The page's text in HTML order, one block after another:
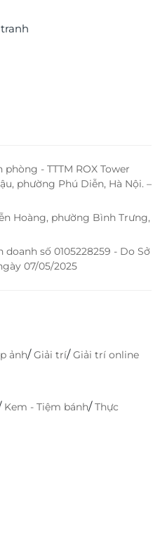
phòng - TTTM ROX Tower
phường Phú Diễn, Hà Nội. –
Hoàng, phường Bình Trưng,
số 0105228259 - Do Sở
07/05/2025
ảnh/Giải trí/Giải trí online
Kem - Tiệm bánh/Thực